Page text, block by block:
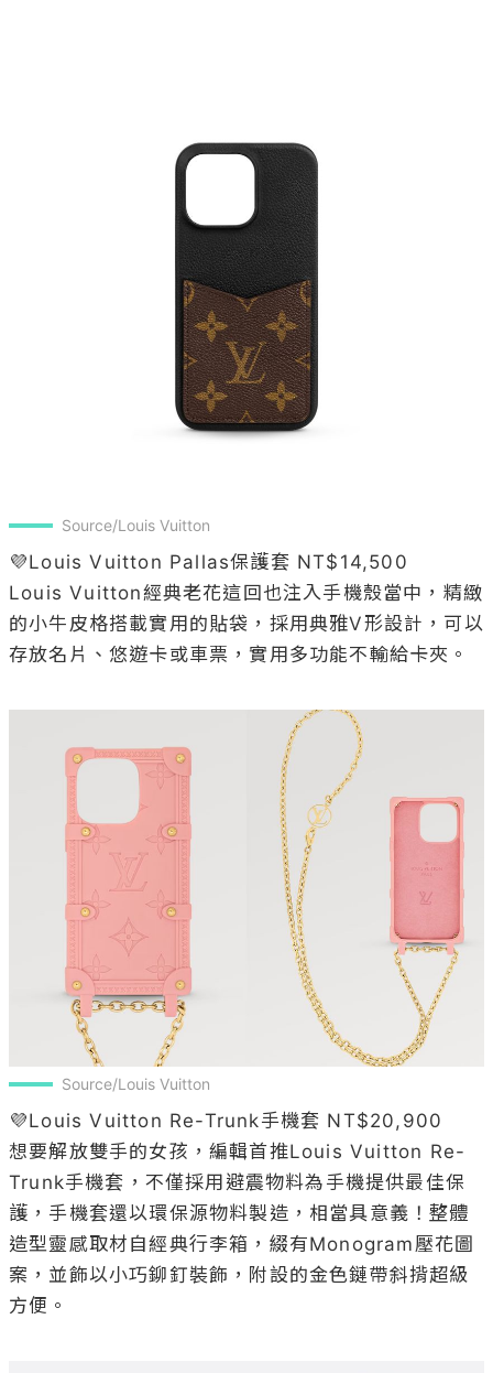
Source/Louis Vuitton
💜Louis Vuitton Pallas保護套 NT$14,500
Louis Vuitton經典老花這回也注入手機殼當中，精緻
的小牛皮格搭載實用的貼袋，採用典雅V形設計，可以
存放名片、悠遊卡或車票，實用多功能不輸給卡夾。
Source/Louis Vuitton
💜Louis Vuitton Re-Trunk手機套 NT$20,900
想要解放雙手的女孩，編輯首推Louis Vuitton Re-
Trunk手機套，不僅採用避震物料為手機提供最佳保
護，手機套還以環保源物料製造，相當具意義！整體
造型靈感取材自經典行李箱，綴有Monogram壓花圖
案，並飾以小巧鉚釘裝飾，附設的金色鏈帶斜揹超級
方便。